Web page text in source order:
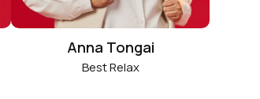
Anna Tongai
Best Relax